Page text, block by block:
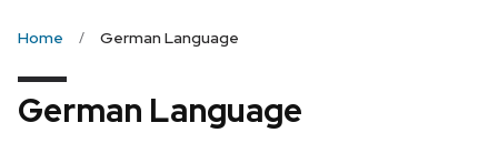
Home German Language
German Language